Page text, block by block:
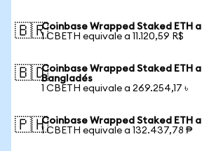
🇧🇷Coinbase Wrapped Staked ETH
1 CBETH equivale a 11.120,59 R$
🇧🇩Coinbase Wrapped Staked ETH
Bangladés
1 CBETH equivale a 269.254,17 ৳
🇵🇭Coinbase Wrapped Staked ETH
1 CBETH equivale a 132.437,78 ₱